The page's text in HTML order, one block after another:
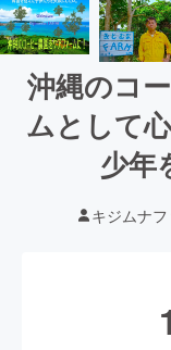
沖縄のコ
ムとして
少年
キジムナ